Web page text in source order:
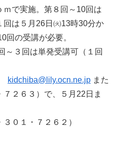
ｍで実施。第８回～10回は
は５月26日㈫13時30分か
回の受講が必要。
３回は単発受講可（１回
kidchiba@lily.ocn.ne.jp また
２６３）で、５月22日ま
０１・７２６２）